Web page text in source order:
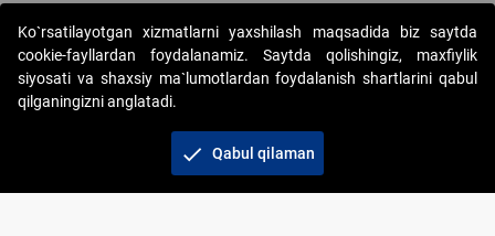
Copyright © 2017-2026. "Elektron onlayn-auksionlarni tashkil etish"
AJ. Barcha huquqlar himoyalangan
+998 71 202-21-11
Ko`rsatilayotgan xizmatlarni yaxshilash maqsadida biz saytda
cookie-fayllardan foydalanamiz. Saytda qolishingiz, maxfiylik
siyosati va shaxsiy ma`lumotlardan foydalanish shartlarini qabul
qilganingizni anglatadi.
check Qabul qilaman